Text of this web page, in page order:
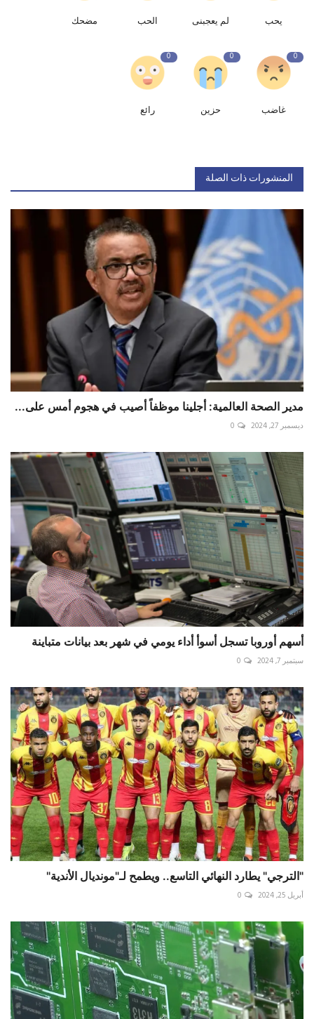
يحب لم يعجبنى الحب مضحك
0
غاضب
0
حزين
0
رائع
المنشورات ذات الصلة
مدير الصحة العالمية: أجلينا موظفاً أصيب في هجوم أمس على...
ديسمبر 27, 2024 0
أسهم أوروبا تسجل أسوأ أداء يومي في شهر بعد بيانات متباينة
سبتمبر 7, 2024 0
"الترجي" يطارد النهائي التاسع.. ويطمح لـ"مونديال الأندية"
أبريل 25, 2024 0